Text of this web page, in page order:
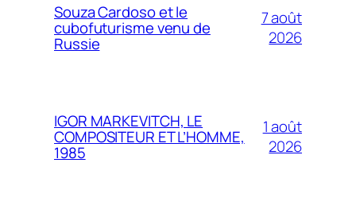
Souza Cardoso et le
cubofuturisme venu de
Russie
7 août
2026
IGOR MARKEVITCH, LE
COMPOSITEUR ET L’HOMME,
1985
1 août
2026